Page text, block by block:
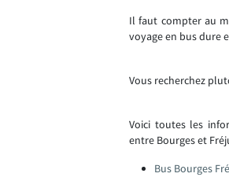
Il faut compter au
voyage en bus dure
Vous recherchez
Voici toutes les
entre Bourges et
Bus Bourges